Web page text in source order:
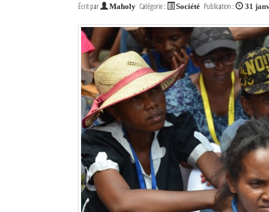
Écrit par Maholy Catégorie : Société Publication : 31